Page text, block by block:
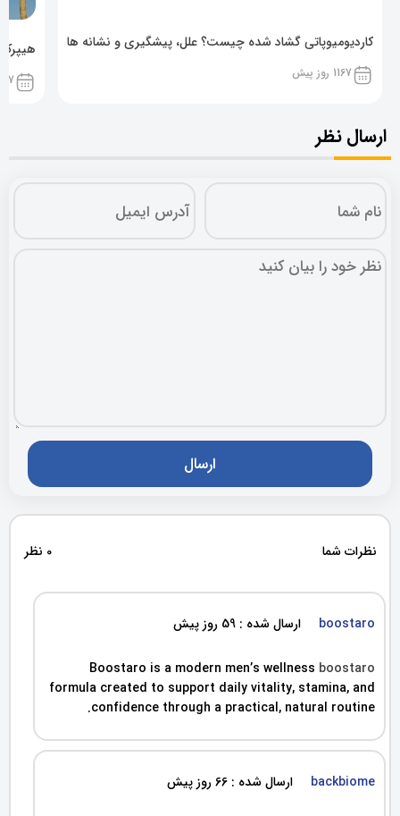
کاردیومیوپاتی گشاد شده چیست؟ علل، پیشگیری و نشانه ها
1167 روز پیش 1167
ارسال نظر
نظرات شما 0 نظر
boostaro ارسال شده : 59 روز پیش
Boostaro is a modern men’s wellness boostaro
formula created to support daily vitality, stamina, and
confidence through a practical, natural routine.
backbiome ارسال شده : 66 روز پیش